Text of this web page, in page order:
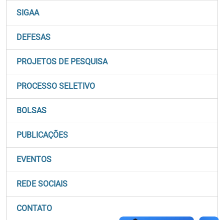
SIGAA
DEFESAS
PROJETOS DE PESQUISA
PROCESSO SELETIVO
BOLSAS
PUBLICAÇÕES
EVENTOS
REDE SOCIAIS
CONTATO